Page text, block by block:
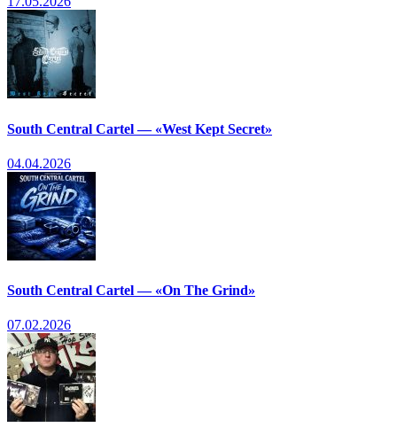
South Central Cartel — «West Kept Secret»
04.04.2026
South Central Cartel — «On The Grind»
07.02.2026